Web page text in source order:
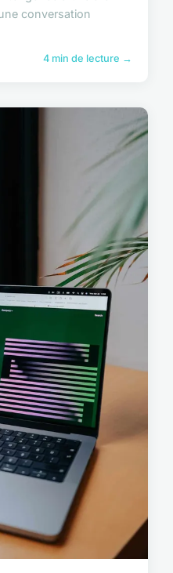
conversation
4 min de lecture →